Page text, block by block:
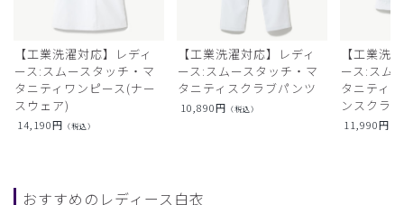
【工業洗濯対応】レディ
ース:スムースタッチ・マ
タニティワンピース(ナー
スウェア)
14,190円 （税込）
【工業洗濯対応】レディ
ース:スムースタッチ・マ
タニティスクラブパンツ
10,890円 （税込）
【工業洗
ース:スム
タニティ
ンスクラ
11,990円
おすすめのレディース白衣